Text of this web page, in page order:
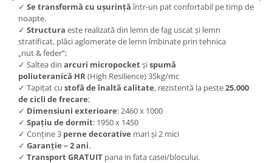
✓ Se transformă cu ușurințăîntr-un pat confortabil pe timp de
noapte.
✓ Structura este realizată din lemn de fag uscat și lemn
stratificat, plăci aglomerate de lemn îmbinate prin tehnica
„nut & feder”;
✓ Saltea din arcuri micropocketșispumă
poliuteranică HR (High Resilience) 35kg/mc
✓ Tapițat cu stofă de înaltă calitate, rezistentă la peste25.000
de cicli de frecare;
✓ Dimensiuni exterioare: 2460 x 1000
✓ Spațiu de dormit: 1950 x 1450
✓ Conține 3 perne decorative mari și 2 mici
✓ Garanție – 2 ani.
✓ Transport GRATUIT pana in fata casei/blocului.